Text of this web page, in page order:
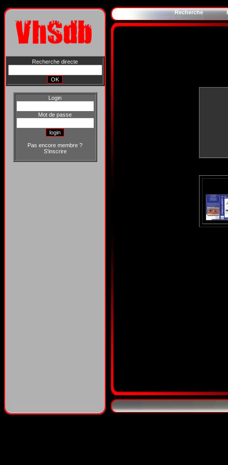
Recherche directe
Login
Mot de passe
Pas encore membre ?
S'inscrire
Recherche